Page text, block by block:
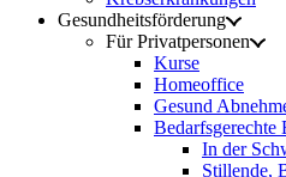
Gesundheitsförderung
Für Privatpersonen
Kurse
Homeoffice
Gesund
Bedarfsgerechte
In der
Stillende,